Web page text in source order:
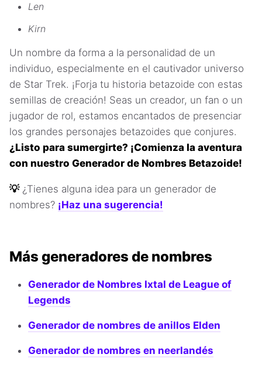
Len
Kirn
Un nombre da forma a la personalidad de un
individuo, especialmente en el cautivador universo
de Star Trek. ¡Forja tu historia betazoide con estas
semillas de creación! Seas un creador, un fan o un
jugador de rol, estamos encantados de presenciar
los grandes personajes betazoides que conjures.
¿Listo para sumergirte? ¡Comienza la aventura
con nuestro Generador de Nombres Betazoide!
💡 ¿Tienes alguna idea para un generador de
nombres? ¡Haz una sugerencia!
Más generadores de nombres
Generador de Nombres Ixtal de League of
Legends
Generador de nombres de anillos Elden
Generador de nombres en neerlandés